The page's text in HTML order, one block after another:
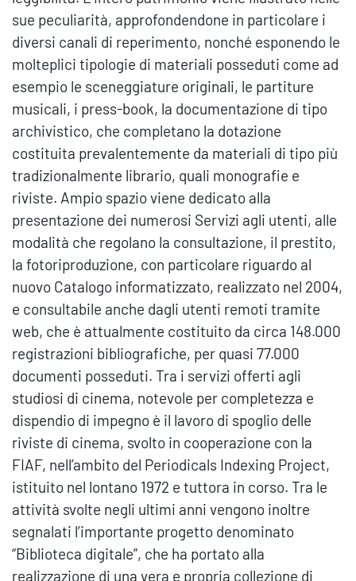
sue peculiarità, approfondendone in particolare i
diversi canali di reperimento, nonché esponendo le
molteplici tipologie di materiali posseduti come ad
esempio le sceneggiature originali, le partiture
musicali, i press-book, la documentazione di tipo
archivistico, che completano la dotazione
costituita prevalentemente da materiali di tipo più
tradizionalmente librario, quali monografie e
riviste. Ampio spazio viene dedicato alla
presentazione dei numerosi Servizi agli utenti, alle
modalità che regolano la consultazione, il prestito,
la fotoriproduzione, con particolare riguardo al
nuovo Catalogo informatizzato, realizzato nel 2004,
e consultabile anche dagli utenti remoti tramite
web, che è attualmente costituito da circa 148.000
registrazioni bibliografiche, per quasi 77.000
documenti posseduti. Tra i servizi offerti agli
studiosi di cinema, notevole per completezza e
dispendio di impegno è il lavoro di spoglio delle
riviste di cinema, svolto in cooperazione con la
FIAF, nell’ambito del Periodicals Indexing Project,
istituito nel lontano 1972 e tuttora in corso. Tra le
attività svolte negli ultimi anni vengono inoltre
segnalati l’importante progetto denominato
“Biblioteca digitale”, che ha portato alla
realizzazione di una vera e propria collezione di